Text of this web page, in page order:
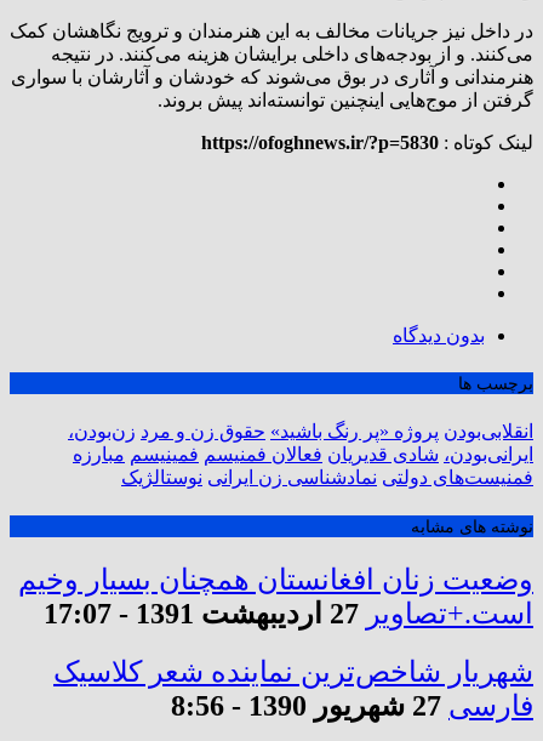
در داخل نیز جریانات مخالف به این هنرمندان و ترویج نگاهشان کمک
می‌کنند. و از بودجه‌های داخلی برایشان هزینه می‌کنند. در نتیجه
هنرمندانی و آثاری در بوق می‌شوند که خودشان و آثارشان با سواری
گرفتن از موج‌هایی اینچنین توانسته‌اند پیش بروند.
لینک کوتاه : https://ofoghnews.ir/?p=5830
بدون دیدگاه
برچسب ها
انقلابی‌بودن پروژه «پر رنگ باشید» حقوق زن و مرد زن‌بودن،
ایرانی‌بودن، شادی قدیریان فعالان فمنیسم فمینیسم مبارزه
فمنیست‌های دولتی نمادشناسی زن ایرانی نوستالژیک
نوشته های مشابه
وضعیت زنان افغانستان همچنان بسیار وخیم
است.+تصاویر 27 اردیبهشت 1391 - 17:07
شهریار شاخص‌ترین نماینده شعر کلاسیک
فارسی 27 شهریور 1390 - 8:56